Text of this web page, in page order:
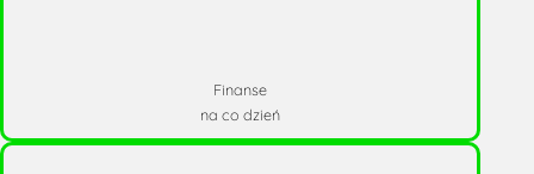
Finanse
na co dzień